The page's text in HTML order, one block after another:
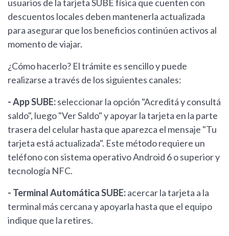
usuarios de la tarjeta SUBE física que cuenten con
descuentos locales deben mantenerla actualizada
para asegurar que los beneficios continúen activos al
momento de viajar.
¿Cómo hacerlo? El trámite es sencillo y puede
realizarse a través de los siguientes canales:
- App SUBE:seleccionar la opción "Acreditá y consultá
saldo", luego "Ver Saldo" y apoyar la tarjeta en la parte
trasera del celular hasta que aparezca el mensaje "Tu
tarjeta está actualizada". Este método requiere un
teléfono con sistema operativo Android 6 o superior y
tecnología NFC.
- Terminal Automática SUBE:acercar la tarjeta a la
terminal más cercana y apoyarla hasta que el equipo
indique que la retires.